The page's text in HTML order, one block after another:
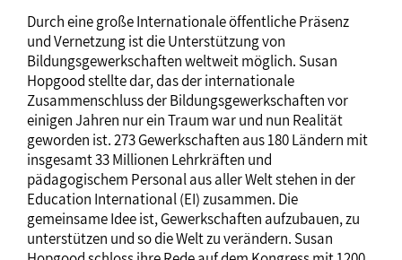
Durch eine große Internationale öffentliche Präsenz
und Vernetzung ist die Unterstützung von
Bildungsgewerkschaften weltweit möglich. Susan
Hopgood stellte dar, das der internationale
Zusammenschluss der Bildungsgewerkschaften vor
einigen Jahren nur ein Traum war und nun Realität
geworden ist. 273 Gewerkschaften aus 180 Ländern mit
insgesamt 33 Millionen Lehrkräften und
pädagogischem Personal aus aller Welt stehen in der
Education International (EI) zusammen. Die
gemeinsame Idee ist, Gewerkschaften aufzubauen, zu
unterstützen und so die Welt zu verändern. Susan